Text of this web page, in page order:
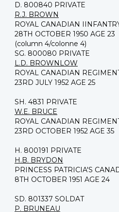
D. 800840 PRIVATE
R.J. BROWN
ROYAL CANADIAN
28TH OCTOBER 1950 AGE 23
(column 4/colonne 4)
SG. 800080 PRIVATE
L.D. BROWNLOW
ROYAL CANADIAN
23RD JULY 1952 AGE 25
SH. 4831 PRIVATE
W.E. BRUCE
ROYAL CANADIAN
23RD OCTOBER 1952 AGE 35
H. 800191 PRIVATE
H.B. BRYDON
PRINCESS PATRICIA'S
8TH OCTOBER 1951 AGE 24
SD. 801337 SOLDAT
P. BRUNEAU